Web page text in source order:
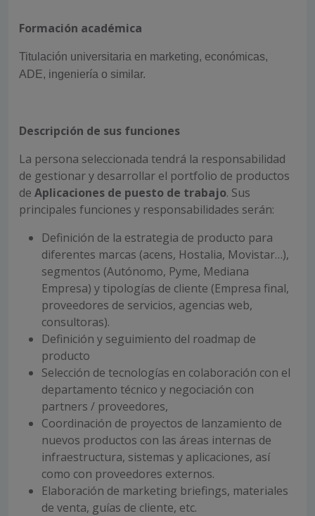
Formación académica
Titulación universitaria en marketing, económicas,
ADE, ingeniería o similar.
Descripción de sus funciones
La persona seleccionada tendrá la responsabilidad
de gestionar y desarrollar el portfolio de productos
de Aplicaciones de puesto de trabajo. Sus
principales funciones y responsabilidades serán:
Definición de la estrategia de producto para
diferentes marcas (acens, Hostalia, Movistar…),
segmentos (Autónomo, Pyme, Mediana
Empresa) y tipologías de cliente (Empresa final,
proveedores de servicios, agencias web,
consultoras).
Definición y seguimiento del roadmap de
producto
Selección de tecnologías en colaboración con el
departamento técnico y negociación con
partners / proveedores,
Coordinación de proyectos de lanzamiento de
nuevos productos con las áreas internas de
infraestructura, sistemas y aplicaciones, así
como con proveedores externos.
Elaboración de marketing briefings, materiales
de venta, guías de cliente, etc.